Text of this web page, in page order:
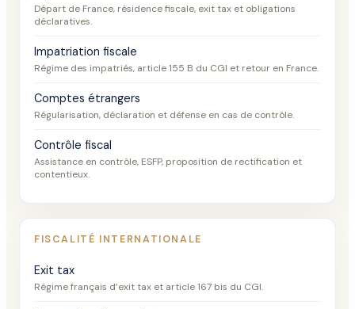
Départ de France, résidence fiscale, exit tax et obligations
déclaratives.
Impatriation fiscale
Régime des impatriés, article 155 B du CGI et retour en France.
Comptes étrangers
Régularisation, déclaration et défense en cas de contrôle.
Contrôle fiscal
Assistance en contrôle, ESFP, proposition de rectification et
contentieux.
FISCALITÉ INTERNATIONALE
Exit tax
Régime français d’exit tax et article 167 bis du CGI.